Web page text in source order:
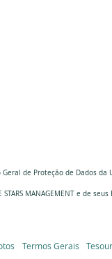
de Proteção de Dados da
MANAGEMENT e de seus
Termos Gerais